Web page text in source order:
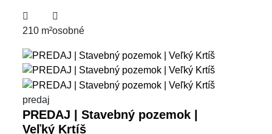
210 m²osobné
predaj
PREDAJ | Stavebný pozemok |
Veľký Krtíš